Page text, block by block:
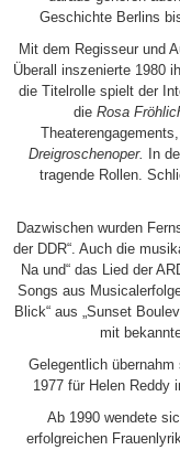
Geschichte Berlins
Mit dem Regisseur und
Überall inszenierte 1980
die Titelrolle spielt der
die Rosa
Dreigroschenoper.
In
tragende Rollen.
Dazwischen wurden
der DDR“. Auch die
Na und“ das Lied der
Songs aus
Blick“ aus „Sunset
mit
Gelegentlich
1977 für Helen Reddy
Ab 1990 wendete
erfolgreichen